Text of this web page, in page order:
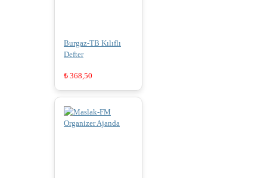
Burgaz-TB Kılıflı
Defter
₺ 368,50